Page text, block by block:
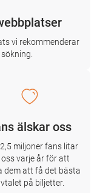
vi rekommenderar
älskar oss
miljoner fans litar
oss varje år för att
dem att få det bästa
på biljetter.